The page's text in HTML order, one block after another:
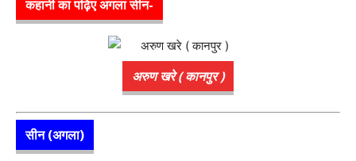
कहानी का पढ़िए अगला सीन-
अरुण खरे ( कानपुर )
सीन (अगला)